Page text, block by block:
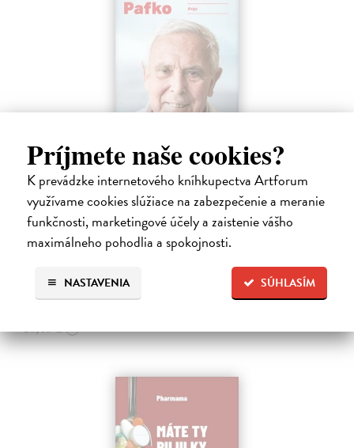
Príjmete naše cookies?
K prevádzke internetového kníhkupectva Artforum
využívame cookies slúžiace na zabezpečenie a meranie
funkčnosti, marketingové účely a zaistenie vášho
maximálneho pohodlia a spokojnosti.
SÚHLASÍM
NASTAVENIA
Faktor Pafko
Kadlecová Kateřina, Pafko Pavel | Kniha
Profesor Pavel Pafko letos oslavil pětaosmdesátiny a za pár měsíců
šedesát let v témže zaměstnání, totiž jako břišní a hrudní chirurg III.
chirurgické kliniky 1. lékařské fakulty Univerzity Karlovy v Praze.…
15,91 €